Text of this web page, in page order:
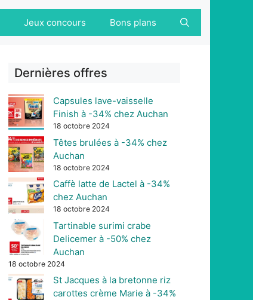
Jeux concours Bons plans
Dernières offres
Capsules lave-vaisselle
Finish à -34% chez Auchan
18 octobre 2024
Têtes brulées à -34% chez
Auchan
18 octobre 2024
Caffè latte de Lactel à -34%
chez Auchan
18 octobre 2024
Tartinable surimi crabe
Delicemer à -50% chez
Auchan
18 octobre 2024
St Jacques à la bretonne riz
carottes crème Marie à -34%